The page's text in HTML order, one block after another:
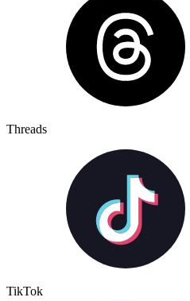
Threads
TikTok